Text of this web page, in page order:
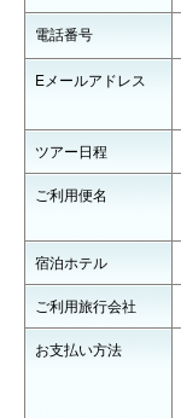
電話番号
Eメールアドレス
ツアー日程
ご利用便名
宿泊ホテル
ご利用旅行会社
お支払い方法